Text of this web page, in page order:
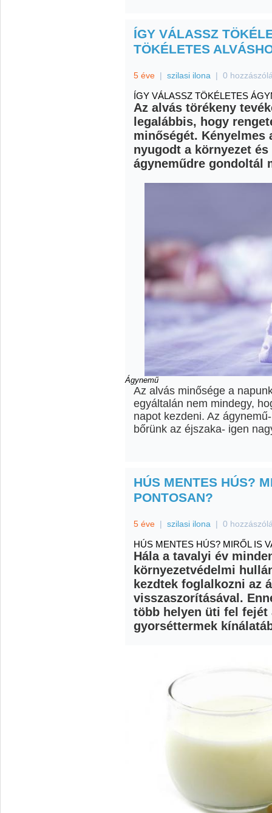
ÍGY VÁLASSZ
TÖKÉLETES
5 éve | szilasi ilona | 0
ÍGY VÁLASSZ TÖKÉLETES
Az alvás törékeny
legalábbis, hogy
minőségét. Kényelmes
nyugodt a környezet
ágyneműdre gondoltál
Ágynemű
Az alvás minősége a
egyáltalán nem mindegy,
napot kezdeni. Az
bőrünk az éjszaka- igen
HÚS MENTES HÚS?
PONTOSAN?
5 éve | szilasi ilona | 0
HÚS MENTES HÚS? MIRŐL IS
Hála a tavalyi év
környezetvédelmi
kezdtek foglalkozni az
visszaszorításával.
több helyen üti fel fejét
gyorséttermek